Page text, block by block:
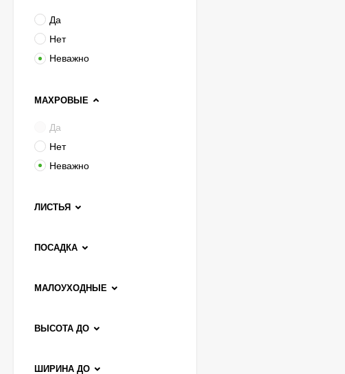
Да
Нет
Неважно
МАХРОВЫЕ
Да
Нет
Неважно
ЛИСТЬЯ
ПОСАДКА
МАЛОУХОДНЫЕ
ВЫСОТА ДО
ШИРИНА ДО
590
430
800